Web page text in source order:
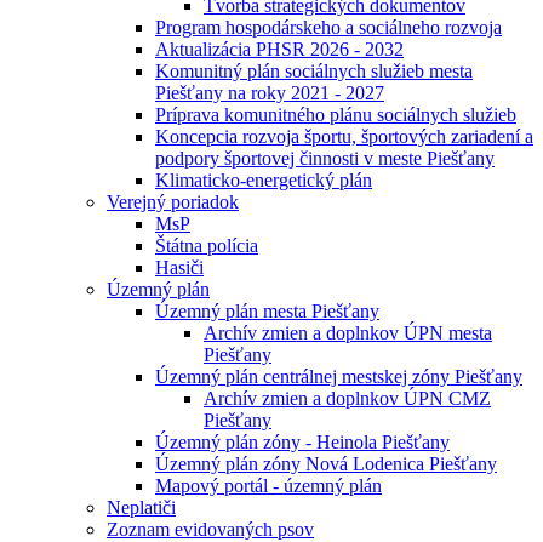
Tvorba strategických dokumentov
Program hospodárskeho a sociálneho rozvoja
Aktualizácia PHSR 2026 - 2032
Komunitný plán sociálnych služieb mesta
Piešťany na roky 2021 - 2027
Príprava komunitného plánu sociálnych služieb
Koncepcia rozvoja športu, športových zariadení a
podpory športovej činnosti v meste Piešťany
Klimaticko-energetický plán
Verejný poriadok
MsP
Štátna polícia
Hasiči
Územný plán
Územný plán mesta Piešťany
Archív zmien a doplnkov ÚPN mesta
Piešťany
Územný plán centrálnej mestskej zóny Piešťany
Archív zmien a doplnkov ÚPN CMZ
Piešťany
Územný plán zóny - Heinola Piešťany
Územný plán zóny Nová Lodenica Piešťany
Mapový portál - územný plán
Neplatiči
Zoznam evidovaných psov